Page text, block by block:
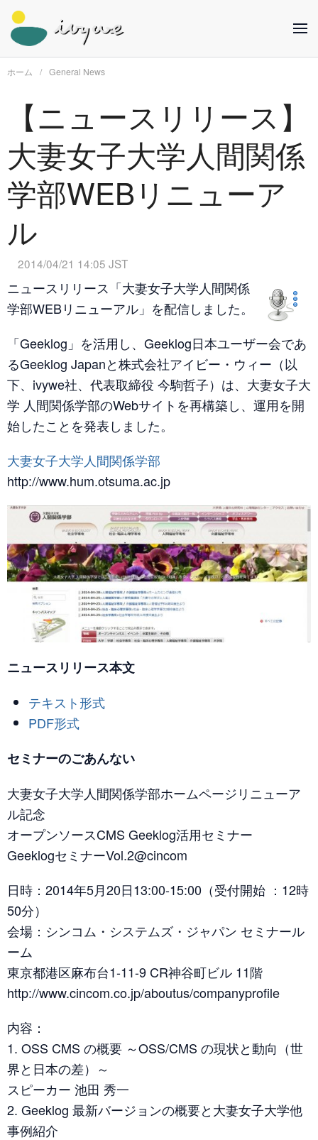
ホーム General News
【ニュースリリース】
大妻女子大学人間関係
学部WEBリニューア
ル
2014/04/21 14:05 JST
ニュースリリース「大妻女子大学人間関係
学部WEBリニューアル」を配信しました。
「Geeklog」を活用し、Geeklog日本ユーザー会であ
るGeeklog Japanと株式会社アイビー・ウィー（以
下、ivywe社、代表取締役 今駒哲子）は、大妻女子大
学 人間関係学部のWebサイトを再構築し、運用を開
始したことを発表しました。
大妻女子大学人間関係学部
http://www.hum.otsuma.ac.jp
ニュースリリース本文
テキスト形式
PDF形式
セミナーのごあんない
大妻女子大学人間関係学部ホームページリニューア
ル記念
オープンソースCMS Geeklog活用セミナー
GeeklogセミナーVol.2@cincom
日時：2014年5月20日13:00-15:00（受付開始 ：12時
50分）
会場：シンコム・システムズ・ジャパン セミナール
ーム
東京都港区麻布台1-11-9 CR神谷町ビル 11階
http://www.cincom.co.jp/aboutus/companyprofile
内容：
1. OSS CMS の概要 ～OSS/CMS の現状と動向（世
界と日本の差）～
スピーカー 池田 秀一
2. Geeklog 最新バージョンの概要と大妻女子大学他
事例紹介